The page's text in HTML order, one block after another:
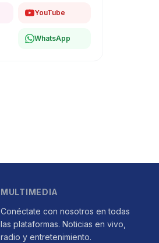
YouTube
WhatsApp
MULTIMEDIA
Conéctate con nosotros en todas
las plataformas. Noticias en vivo,
radio y entretenimiento.